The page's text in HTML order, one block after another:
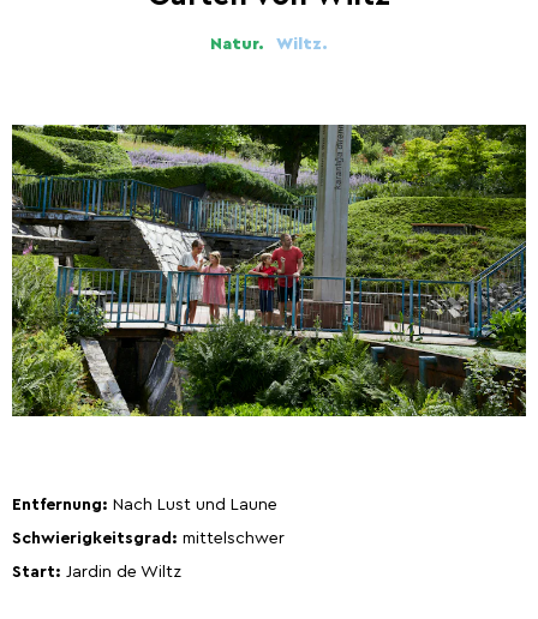
Natur. Wiltz.
Entfernung: Nach Lust und Laune
Schwierigkeitsgrad: mittelschwer
Start: Jardin de Wiltz